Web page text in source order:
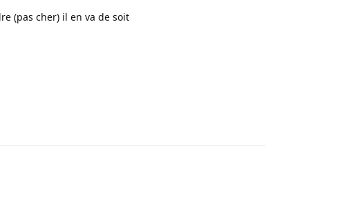
(pas cher) il en va de soit